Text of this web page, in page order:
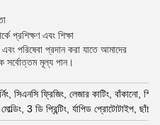
প্রশিক্ষণ এবং শিক্ষা
পরিষেবা প্রদান করা যাতে আমাদের
সর্বোত্তম মূল্য পান।
সিএনসি ফ্রিজিং, লেজার কাটিং, বাঁকানো,
3 ডি প্রিন্টিং, র্যাপিড প্রোটোটাইপ, ছাঁচ